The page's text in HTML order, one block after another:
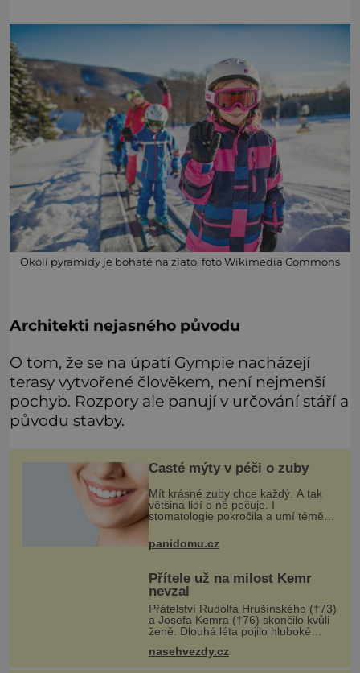
Okolí pyramidy je bohaté na zlato, foto Wikimedia Commons
Architekti nejasného původu
O tom, že se na úpatí Gympie nacházejí
terasy vytvořené člověkem, není nejmenší
pochyb. Rozpory ale panují v určování stáří a
původu stavby.
Časté mýty v péči o zuby
Mít krásné zuby chce každý. A tak
většina lidí o ně pečuje. I
stomatologie pokročila a umí téměř
které se tradují, nedaří vyvrátit.
Které? Večer místo čištění s
panidomu.cz
Přítele už na milost Kemr
nevzal
Přátelství Rudolfa Hrušínského (†73)
a Josefa Kemra (†76) skončilo kvůli
ženě. Dlouhá léta pojilo hluboké
Národního divadla – Josefa Kemra
(†72) a Rudolfa Hrušínského (†7
nasehvezdy.cz